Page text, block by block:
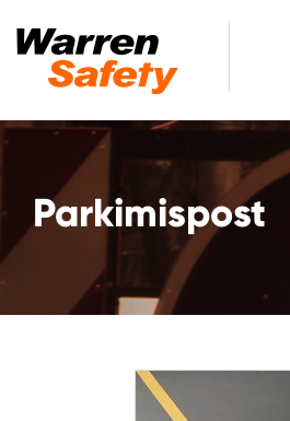
Parkimispost